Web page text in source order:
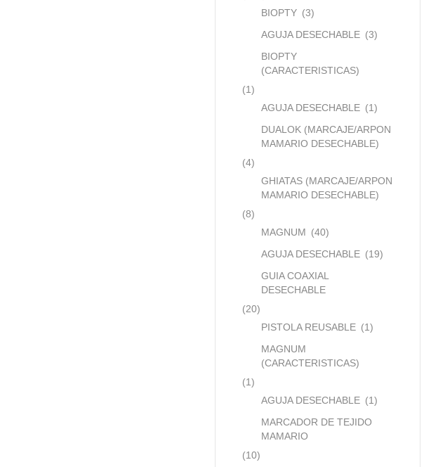
BIOPTY (3)
AGUJA DESECHABLE (3)
BIOPTY
(CARACTERISTICAS)
(1)
AGUJA DESECHABLE (1)
DUALOK (MARCAJE/ARPON
MAMARIO DESECHABLE)
(4)
GHIATAS (MARCAJE/ARPON
MAMARIO DESECHABLE)
(8)
MAGNUM (40)
AGUJA DESECHABLE (19)
GUIA COAXIAL
DESECHABLE
(20)
PISTOLA REUSABLE (1)
MAGNUM
(CARACTERISTICAS)
(1)
AGUJA DESECHABLE (1)
MARCADOR DE TEJIDO
MAMARIO
(10)